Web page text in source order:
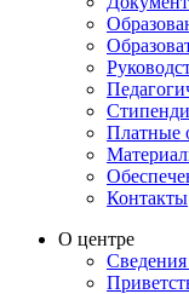
Платные
Контакты
О центре
Сведения